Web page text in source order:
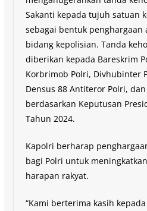
Sakanti kepada tujuh satuan
sebagai bentuk penghargaan
bidang kepolisian. Tanda
diberikan kepada Bareskrim
Korbrimob Polri, Divhubinter
Densus 88 Antiteror Polri,
berdasarkan Keputusan
Tahun 2024.
Kapolri berharap
bagi Polri untuk
harapan rakyat.
“Kami berterima kasih